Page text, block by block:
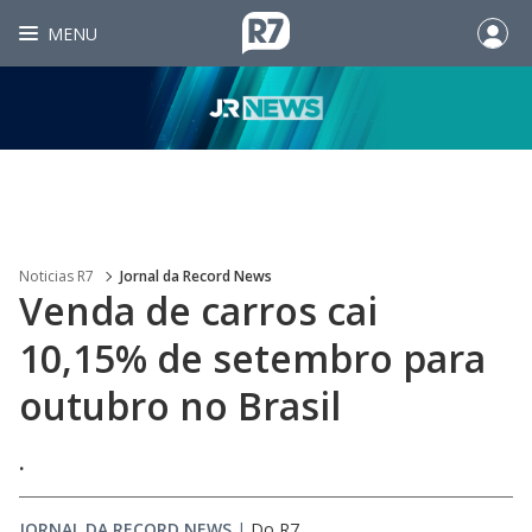
MENU
Noticias R7 Jornal da Record News
Venda de carros cai
10,15% de setembro para
outubro no Brasil
.